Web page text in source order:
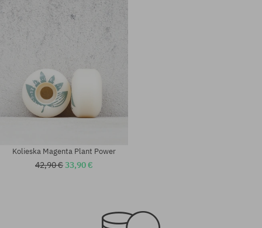
54
Kolieska Magenta Plant Power
42,90 €33,90 €